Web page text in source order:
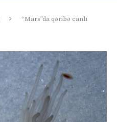
“Mars”da qəribə canlı